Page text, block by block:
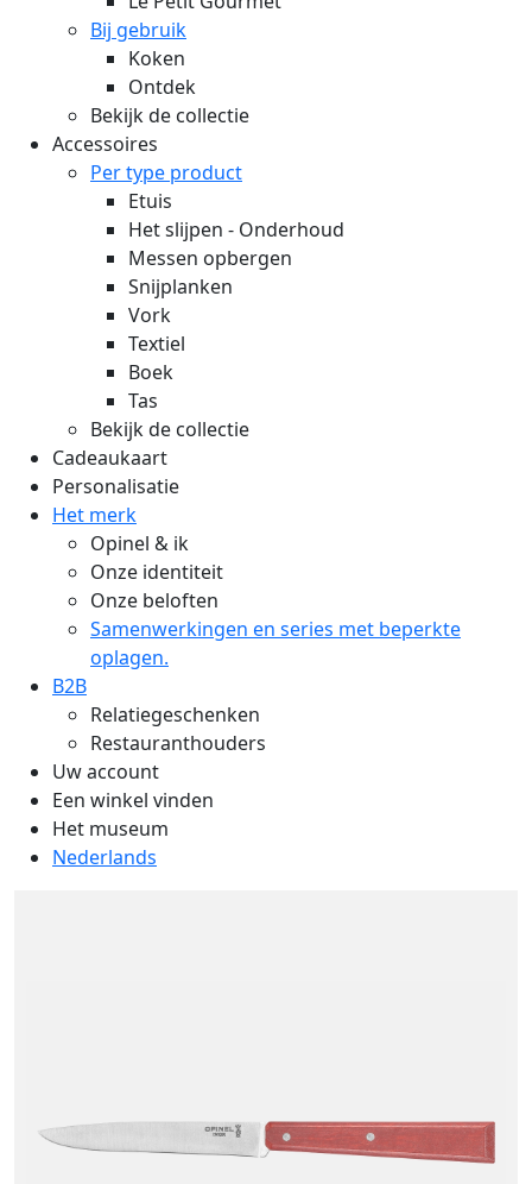
Bij gebruik
Koken
Ontdek
Bekijk de collectie
Accessoires
Per type product
Etuis
Het slijpen - Onderhoud
Messen opbergen
Snijplanken
Vork
Textiel
Boek
Tas
Bekijk de collectie
Cadeaukaart
Personalisatie
Het merk
Opinel & ik
Onze identiteit
Onze beloften
Samenwerkingen en series met beperkte
oplagen.
B2B
Relatiegeschenken
Restauranthouders
Uw account
Een winkel vinden
Het museum
Nederlands